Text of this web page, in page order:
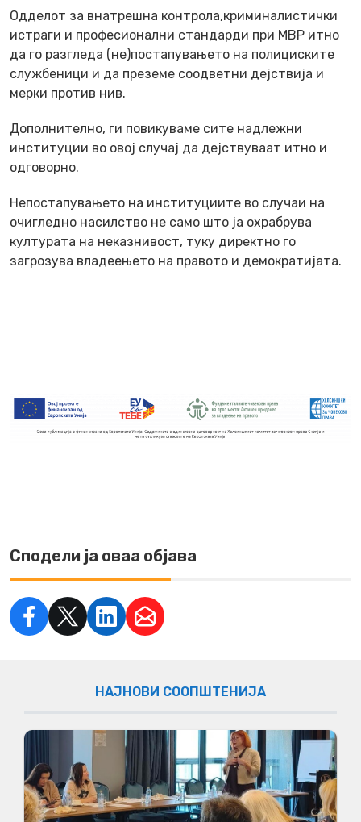
Одделот за внатрешна контрола,криминалистички
истраги и професионални стандарди при МВР итно
да го разгледа (не)постапувањето на полициските
службеници и да преземе соодветни дејствија и
мерки против нив.
Дополнително, ги повикуваме сите надлежни
институции во овој случај да дејствуваат итно и
одговорно.
Непостапувањето на институциите во случаи на
очигледно насилство не само што ја охрабрува
културата на неказнивост, туку директно го
загрозува владеењето на правото и демократијата.
Сподели ја оваа објава
НАЈНОВИ СООПШТЕНИЈА